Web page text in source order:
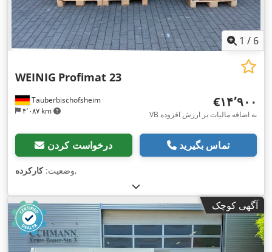
1 / 6
Tauberbischofsheim
۴٬۰۸۷ km
WEINIG Profimat 23
‎€۱۴٬۹۰۰
VB به اضافه مالیات بر ارزش افزوده
درخواست کردن تماس بگیرید
وضعیت:کارکرده ,
آگهی کوچک